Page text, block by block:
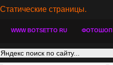
Статические страницы.
WWW BOTSETTO RU ФОТОШОП